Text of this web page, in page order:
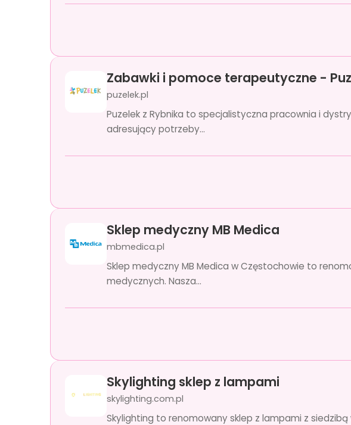
Zabawki i pomoce terapeutyczne -
puzelek.pl
Puzelek z Rybnika to specjalistyczna pracownia i
adresujący potrzeby...
Sklep medyczny MB Medica
mbmedica.pl
Sklep medyczny MB Medica w Częstochowie to
medycznych. Nasza...
Skylighting sklep z lampami
skylighting.com.pl
Skylighting to renomowany sklep z lampami z